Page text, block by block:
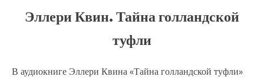
Эллери Квин. Тайна голландской
туфли
В аудиокниге Эллери Квина «Тайна голландской туфли»